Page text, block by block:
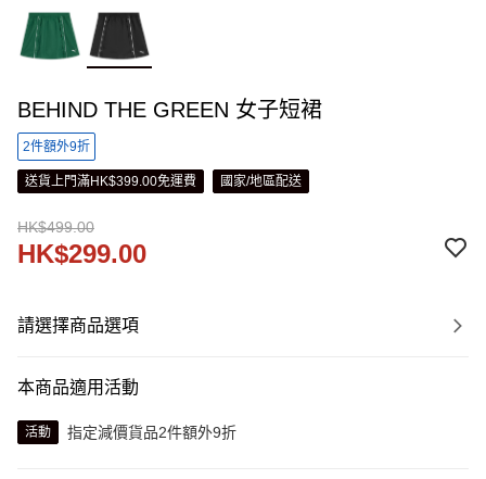
BEHIND THE GREEN 女子短裙
2件額外9折
送貨上門滿HK$399.00免運費 國家/地區配送
HK$499.00
HK$299.00
請選擇商品選項
本商品適用活動
活動 指定減價貨品2件額外9折